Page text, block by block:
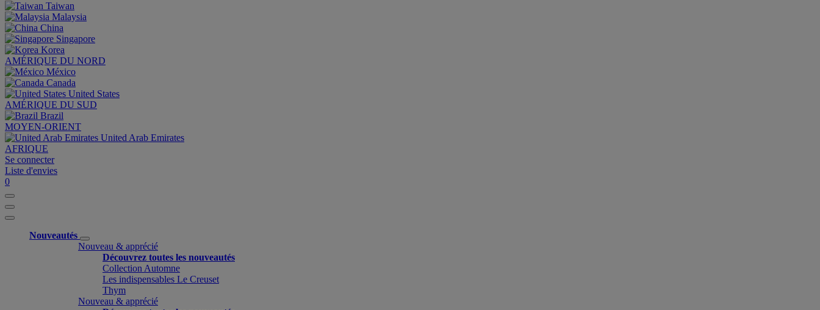
Taiwan
Malaysia
China
Singapore
Korea
AMÉRIQUE DU NORD
México
Canada
United States
AMÉRIQUE DU SUD
Brazil
MOYEN-ORIENT
United Arab Emirates
AFRIQUE
Se connecter
Liste d'envies
0
Nouveautés
Nouveau & apprécié
Découvrez toutes les nouveautés
Collection Automne
Les indispensables Le Creuset
Thym
Nouveau & apprécié